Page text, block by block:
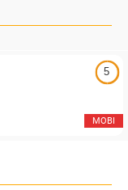
5
MOBI